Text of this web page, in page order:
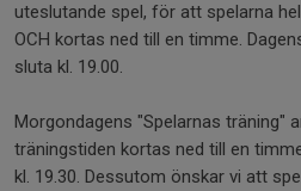
uteslutande spel, för att spelarna
OCH kortas ned till en timme.
sluta kl. 19.00.
Morgondagens "Spelarnas träning"
träningstiden kortas ned till en
kl. 19.30. Dessutom önskar vi att